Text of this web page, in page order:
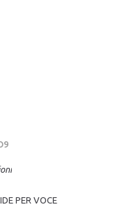
PER VOCE